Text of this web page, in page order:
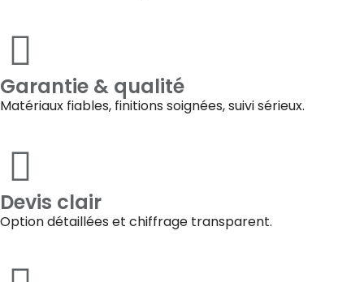
Garantie & qualité
Matériaux fiables, finitions soignées, suivi sérieux.
Devis clair
Option détaillées et chiffrage transparent.